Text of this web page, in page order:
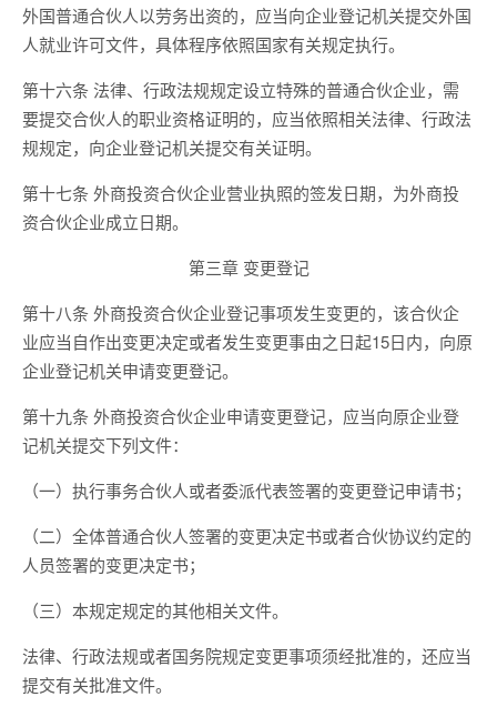
外国普通合伙人以劳务出资的，应当向企业登记机关提交外国
人就业许可文件，具体程序依照国家有关规定执行。
第十六条 法律、行政法规规定设立特殊的普通合伙企业，需
要提交合伙人的职业资格证明的，应当依照相关法律、行政法
规规定，向企业登记机关提交有关证明。
第十七条 外商投资合伙企业营业执照的签发日期，为外商投
资合伙企业成立日期。
第三章 变更登记
第十八条 外商投资合伙企业登记事项发生变更的，该合伙企
业应当自作出变更决定或者发生变更事由之日起15日内，向原
企业登记机关申请变更登记。
第十九条 外商投资合伙企业申请变更登记，应当向原企业登
记机关提交下列文件：
（一）执行事务合伙人或者委派代表签署的变更登记申请书；
（二）全体普通合伙人签署的变更决定书或者合伙协议约定的
人员签署的变更决定书；
（三）本规定规定的其他相关文件。
法律、行政法规或者国务院规定变更事项须经批准的，还应当
提交有关批准文件。